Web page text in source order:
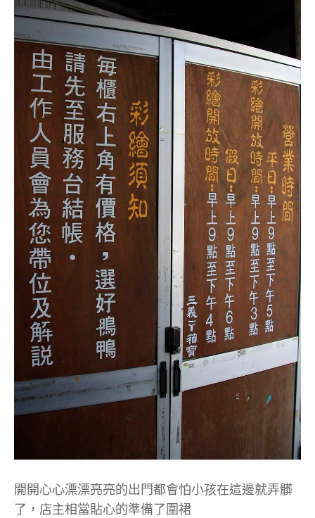
開開心心漂漂亮亮的出門都會怕小孩在這邊就弄髒
了，店主相當貼心的準備了圍裙